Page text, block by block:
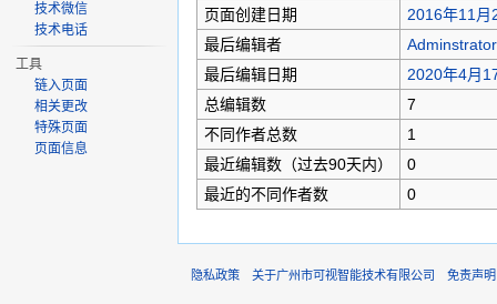
页面创建日期
2016年11月
最后编辑者
Adminstrator
最后编辑日期
2020年4月
总编辑数
7
不同作者总数
1
最近编辑数（过去90天内）
0
最近的不同作者数
0
技术微信
技术电话
工具
链入页面
相关更改
特殊页面
页面信息
隐私政策 关于广州市可视智能技术有限公司 免责声明